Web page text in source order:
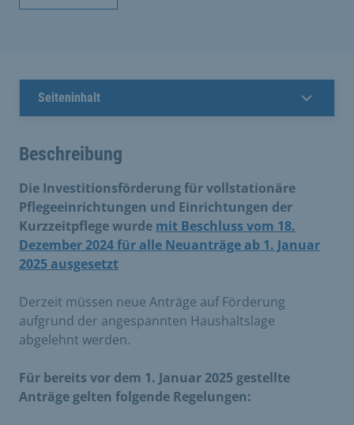
Seiteninhalt
Beschreibung
Die Investitionsförderung für vollstationäre
Pflegeeinrichtungen und Einrichtungen der
Kurzzeitpflege wurde mit Beschluss vom 18.
Dezember 2024 für alle Neuanträge ab 1. Januar
2025 ausgesetzt
Derzeit müssen neue Anträge auf Förderung
aufgrund der angespannten Haushaltslage
abgelehnt werden.
Für bereits vor dem 1. Januar 2025 gestellte
Anträge gelten folgende Regelungen: